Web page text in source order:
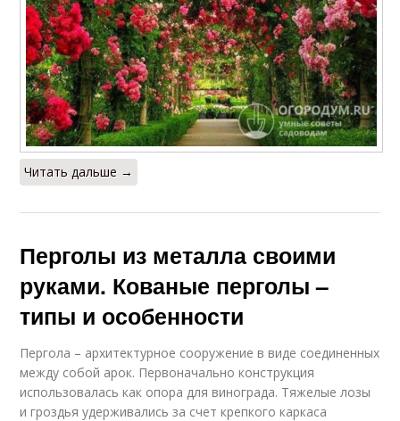
Читать дальше →
Перголы из металла своими
руками. Кованые перголы –
типы и особенности
Пергола – архитектурное сооружение в виде соединенных
между собой арок. Первоначально конструкция
использовалась как опора для винограда. Тяжелые лозы
и гроздья удерживались за счет крепкого каркаса